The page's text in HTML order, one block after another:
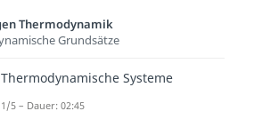
Bei exergonen und endergonen
vielmehr um den Verlauf der
freien Enthalpie G.
Thermodynamik
Grundsätze
Thermodynamische Systeme
1/5 – Dauer: 02:45